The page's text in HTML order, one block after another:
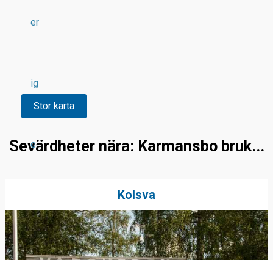
er
ig
e
Stor karta
Sevärdheter nära: Karmansbo bruk...
Kolsva